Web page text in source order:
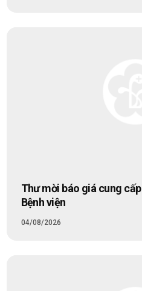
Thư mời báo giá cung cấp dịch vụ giặt rèm tại
Bệnh viện
04/08/2026